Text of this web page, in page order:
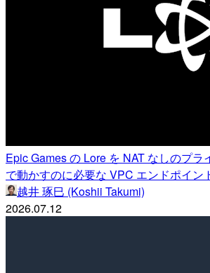
Epic Games の Lore を NAT なしのプラ
で動かすのに必要な VPC エンドポイン
越井 琢巳 (Koshii Takumi)
2026.07.12